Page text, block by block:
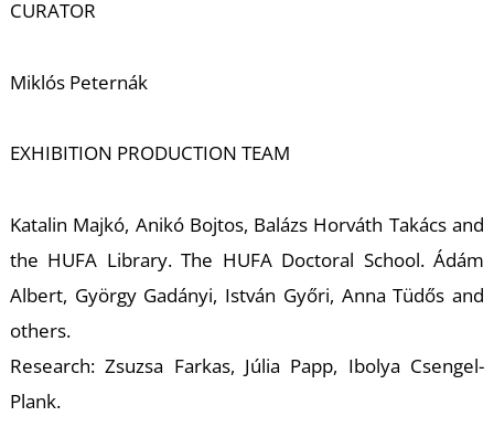
CURATOR
Miklós Peternák
EXHIBITION PRODUCTION TEAM
Katalin Majkó, Anikó Bojtos, Balázs Horváth Takács and
the HUFA Library. The HUFA Doctoral School. Ádám
Albert, György Gadányi, István Győri, Anna Tüdős and
others.
Research: Zsuzsa Farkas, Júlia Papp, Ibolya Csengel-
Plank.